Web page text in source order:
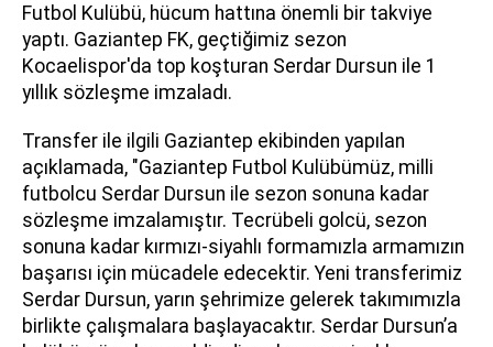
Futbol Kulübü, hücum hattına önemli bir takviye
yaptı. Gaziantep FK, geçtiğimiz sezon
Kocaelispor'da top koşturan Serdar Dursun ile 1
yıllık sözleşme imzaladı.
Transfer ile ilgili Gaziantep ekibinden yapılan
açıklamada, "Gaziantep Futbol Kulübümüz, milli
futbolcu Serdar Dursun ile sezon sonuna kadar
sözleşme imzalamıştır. Tecrübeli golcü, sezon
sonuna kadar kırmızı-siyahlı formamızla armamızın
başarısı için mücadele edecektir. Yeni transferimiz
Serdar Dursun, yarın şehrimize gelerek takımımızla
birlikte çalışmalara başlayacaktır. Serdar Dursun’a